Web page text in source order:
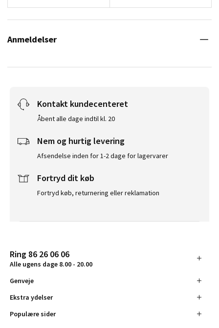
Anmeldelser
Kontakt kundecenteret
Åbent alle dage indtil kl. 20
Nem og hurtig levering
Afsendelse inden for 1-2 dage for lagervarer
Fortryd dit køb
Fortryd køb, returnering eller reklamation
Ring 86 26 06 06
Alle ugens dage 8.00 - 20.00
Genveje
Ekstra ydelser
Populære sider